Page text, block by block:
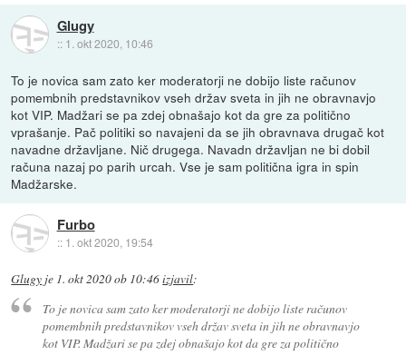
Glugy
:: 1. okt 2020, 10:46
To je novica sam zato ker moderatorji ne dobijo liste računov
pomembnih predstavnikov vseh držav sveta in jih ne obravnavjo
kot VIP. Madžari se pa zdej obnašajo kot da gre za politično
vprašanje. Pač politiki so navajeni da se jih obravnava drugač kot
navadne državljane. Nič drugega. Navadn državljan ne bi dobil
računa nazaj po parih urcah. Vse je sam politična igra in spin
Madžarske.
Furbo
:: 1. okt 2020, 19:54
Glugy je 1. okt 2020 ob 10:46izjavil:
To je novica sam zato ker moderatorji ne dobijo liste računov
pomembnih predstavnikov vseh držav sveta in jih ne obravnavjo
kot VIP. Madžari se pa zdej obnašajo kot da gre za politično